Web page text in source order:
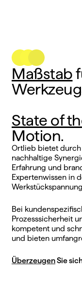
Maßstab
State of
Motion.
Ortlieb bietet
nachhaltige
Erfahrung und
Expertenwissen in
Bei
Prozesssicherheit
kompetent und
und bieten
Überzeugen Sie